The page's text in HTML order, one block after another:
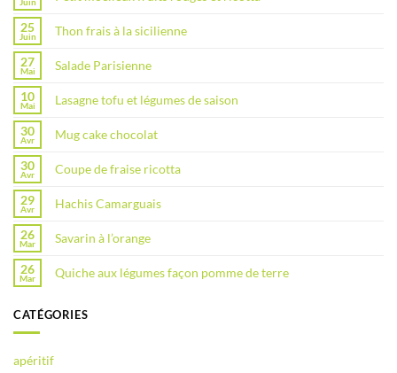
25
Juin Thon frais à la sicilienne
27
Mai Salade Parisienne
10
Mai Lasagne tofu et légumes de saison
30
Avr Mug cake chocolat
30
Avr Coupe de fraise ricotta
29
Avr Hachis Camarguais
26
Mar Savarin à l’orange
26
Mar Quiche aux légumes façon pomme de terre
CATÉGORIES
apéritif